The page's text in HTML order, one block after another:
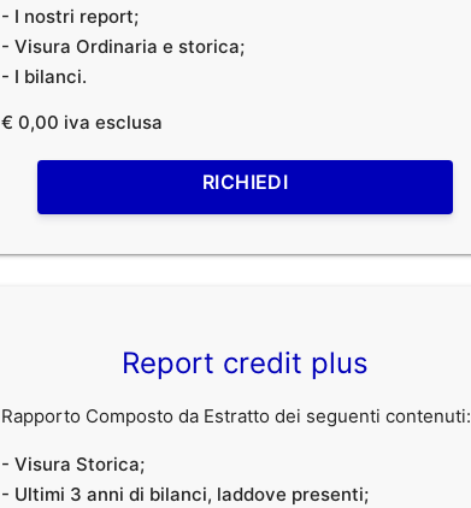
- I nostri report;
- Visura Ordinaria e storica;
- I bilanci.
€ 0,00 iva esclusa
RICHIEDI
Report credit plus
Rapporto Composto da Estratto dei seguenti contenuti:
- Visura Storica;
- Ultimi 3 anni di bilanci, laddove presenti;